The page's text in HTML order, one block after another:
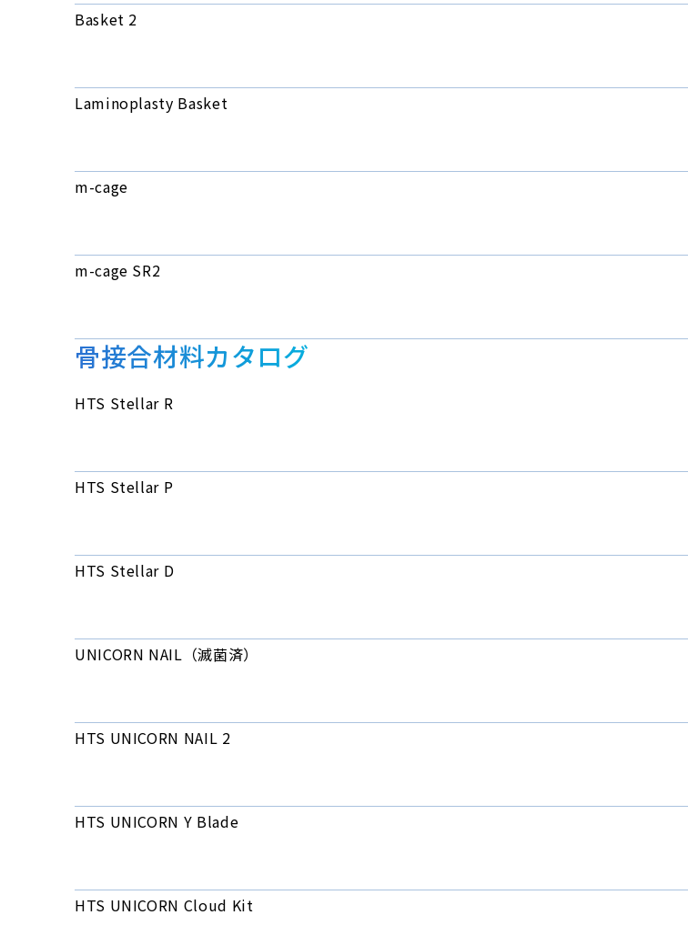
Basket 2
Laminoplasty Basket
m-cage
m-cage SR2
骨接合材料カタログ
HTS Stellar R
HTS Stellar P
HTS Stellar D
UNICORN NAIL（滅菌済）
HTS UNICORN NAIL 2
HTS UNICORN Y Blade
HTS UNICORN Cloud Kit